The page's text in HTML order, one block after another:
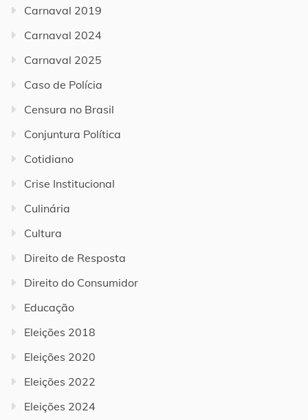
Carnaval 2019
Carnaval 2024
Carnaval 2025
Caso de Polícia
Censura no Brasil
Conjuntura Política
Cotidiano
Crise Institucional
Culinária
Cultura
Direito de Resposta
Direito do Consumidor
Educação
Eleições 2018
Eleições 2020
Eleições 2022
Eleições 2024